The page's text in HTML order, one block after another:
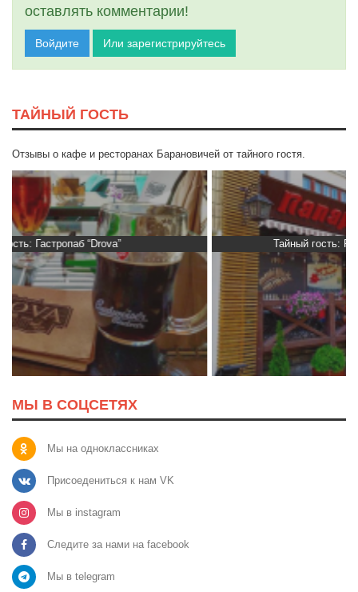
оставлять комментарии!
Войдите Или зарегистрируйтесь
ТАЙНЫЙ ГОСТЬ
Отзывы о кафе и ресторанах Барановичей от тайного гостя.
Тайный гость: Ресторан “Папараць Кветка”
МЫ В СОЦСЕТЯХ
Мы на одноклассниках
Присоедениться к нам VK
Мы в instagram
Следите за нами на facebook
Мы в telegram